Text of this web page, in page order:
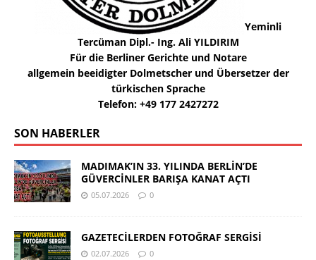
Yeminli
Tercüman Dipl.- Ing. Ali YILDIRIM
Für die Berliner Gerichte und Notare
allgemein beeidigter Dolmetscher und Übersetzer der
türkischen Sprache
Telefon: +49 177 2427272
SON HABERLER
MADIMAK’IN 33. YILINDA BERLİN’DE
GÜVERCİNLER BARIŞA KANAT AÇTI
05.07.2026 0
GAZETECİLERDEN FOTOĞRAF SERGİSİ
02.07.2026 0